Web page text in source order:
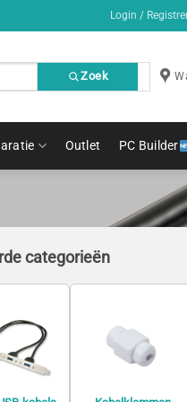
Login /
Zoek
Outlet PC Builder
categorieën